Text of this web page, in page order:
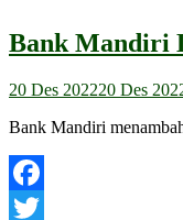
Bank Mandiri
20 Des 202220 Des
Bank Mandiri
Facebook